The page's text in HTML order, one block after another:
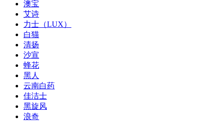
澳宝
艾诗
力士（LUX）
白猫
清扬
沙宣
蜂花
黑人
云南白药
佳洁士
黑旋风
浪奇